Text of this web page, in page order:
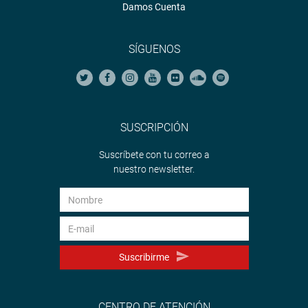
iniciativas legislativas al Congreso para que todos los
1275 que les permitirá reales beneficios en el
Municipales para el desalojo de invasores que ocupan
combatir de manera más efectiva a los traficantes de
Respecto al Fondo de Promoción a la Inversión Pública
AMPE, se informó que en el presente año con la dación
Damos Cuenta
SÍGUENOS
SUSCRIPCIÓN
Suscríbete con tu correo a
nuestro newsletter.
Suscribirme